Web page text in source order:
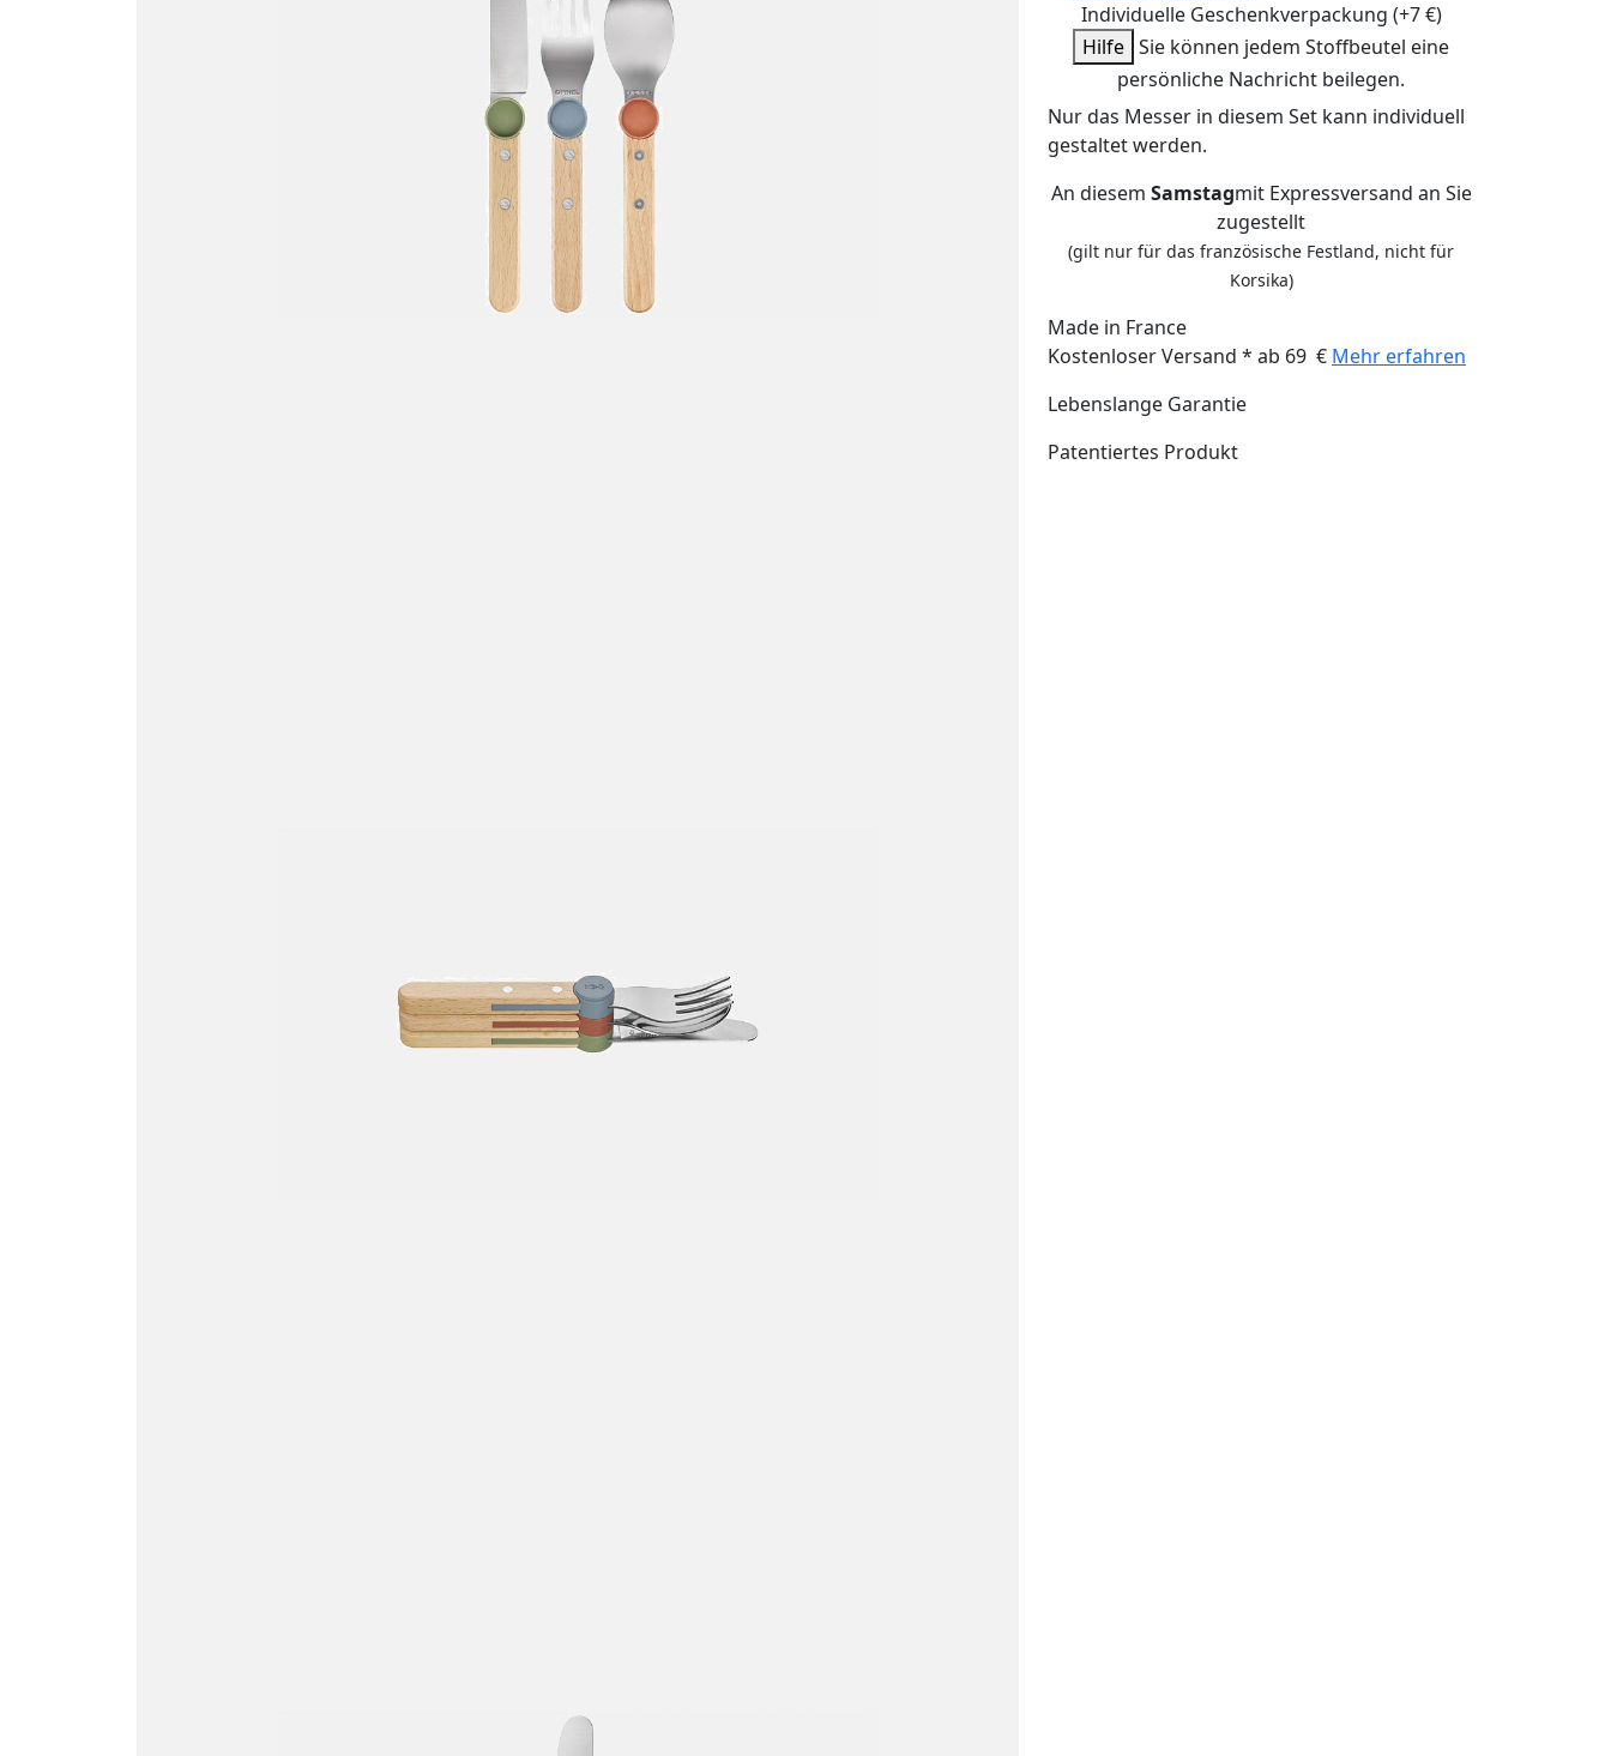
Individuelle Geschenkverpackung (+7 €)
Hilfe Sie können jedem Stoffbeutel eine
persönliche Nachricht beilegen.
Nur das Messer in diesem Set kann individuell
gestaltet werden.
An diesem Samstagmit Expressversand an Sie
zugestellt
(gilt nur für das französische Festland, nicht für
Korsika)
Made in France
Kostenloser Versand * ab 69 € Mehr erfahren
Lebenslange Garantie
Patentiertes Produkt